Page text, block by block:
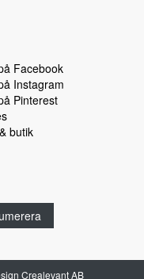
Facebook
Instagram
Pinterest
butik
Crealevant AB